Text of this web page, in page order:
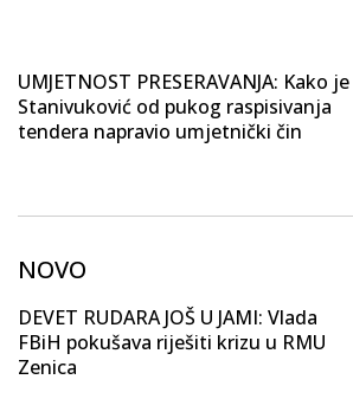
UMJETNOST PRESERAVANJA: Kako je
Stanivuković od pukog raspisivanja
tendera napravio umjetnički čin
NOVO
DEVET RUDARA JOŠ U JAMI: Vlada
FBiH pokušava riješiti krizu u RMU
Zenica